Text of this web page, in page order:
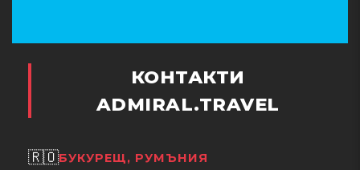
КОНТАКТИ
ADMIRAL.TRAVEL
🇷🇴БУКУРЕЩ, РУМЪНИЯ